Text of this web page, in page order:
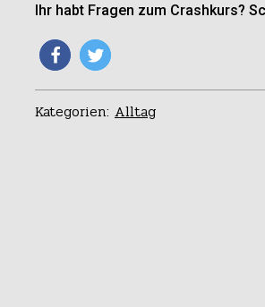
Ihr habt Fragen zum Crashkurs?
Kategorien: Alltag